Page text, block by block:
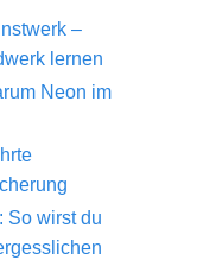
–
lernen
Neon im
So wirst du